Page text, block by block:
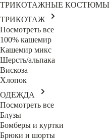
ТРИКОТАЖНЫЕ КОСТЮМЫ
ТРИКОТАЖ
Посмотреть все
100% кашемир
Кашемир микс
Шерсть/альпака
Вискоза
Хлопок
ОДЕЖДА
Посмотреть все
Блузы
Бомберы и куртки
Брюки и шорты